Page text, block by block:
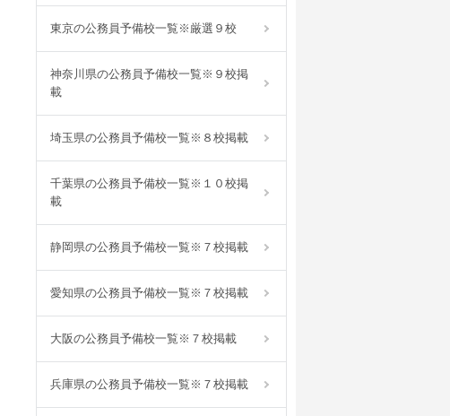
東京の公務員予備校一覧※厳選９校
神奈川県の公務員予備校一覧※９校掲
載
埼玉県の公務員予備校一覧※８校掲載
千葉県の公務員予備校一覧※１０校掲
載
静岡県の公務員予備校一覧※７校掲載
愛知県の公務員予備校一覧※７校掲載
大阪の公務員予備校一覧※７校掲載
兵庫県の公務員予備校一覧※７校掲載